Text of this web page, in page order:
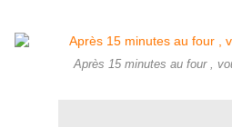
Après 15 minutes au four ,